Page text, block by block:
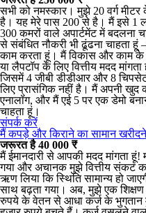
सभी को नमस्कार। मुझे 20 वर्ग
है। यह मेरे पास 200 से है। मैं इसे 1
300 कमरों वाले अपार्टमेंट में बदलना
से संबंधित नौकरी भी ढूंढना चाहता हूं
काम करता हूं। मैं विकास और काम के
या लैपटॉप के लिए वित्तीय मदद
जिसमें 4 जीबी डीडीआर और 8
लिए प्रासंगिक नहीं है। मैं अपनी खुद
एनालॉग, और मैं एई 5 पर एक डेमो
चाहता हूं।
संपर्क करें
मैं कपड़े और किराने का सामान
जरूरत है 40 000 ₹
मैं ईमानदारी से आपकी मदद मांगता हूं!
गया और अचानक मुझे वित्तीय संकट
ऋण लिया कि स्थिति सामान्य हो
साथ बढ़ता गया। अब, मुझे एक
रुपये के वेतन से आधा कर्ज के भुगतान